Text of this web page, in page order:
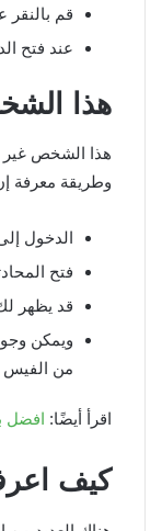
قم
عند فتح
هذا
هذا الشخص غير
وطريقة
الدخول
فتح
قد يظهر
ويمكن
من الفيس
اقرأ أيضًا: افضل
كيف